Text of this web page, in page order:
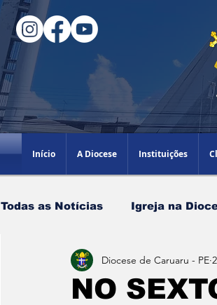
Início A Diocese Instituições
Todas as Notícias Igreja na
Santo do dia 60AGB
NO
Diocese de Caruaru - PE